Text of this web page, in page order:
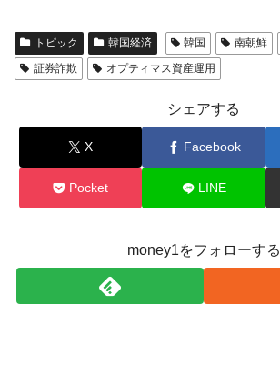
トピック 韓国経済 韓国 南朝鮮
証券詐欺
オプティマス資産運用
シェアする
X Facebook
Pocket LINE
money1をフォローする